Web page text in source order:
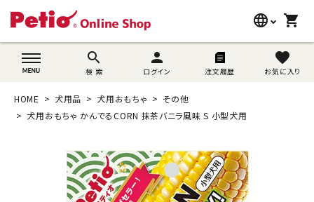
language
wovn-lang-name
shopping_cart
search
検 索
person
ログイン 注文履歴
favorite
お気に入り
search
猫用品
ブランド別に探す
HOME 犬用品 犬用おもちゃ
その他
犬用おもちゃ かんでるCORN 抹茶バニラ風味 S 小型犬用